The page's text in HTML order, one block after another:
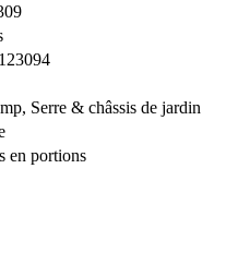
Serre & châssis de jardin
en portions